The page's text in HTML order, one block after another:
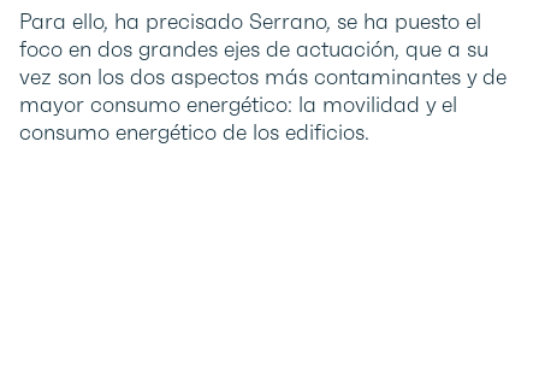
Para ello, ha precisado Serrano, se ha puesto el
foco en dos grandes ejes de actuación, que a su
vez son los dos aspectos más contaminantes y de
mayor consumo energético: la movilidad y el
consumo energético de los edificios.